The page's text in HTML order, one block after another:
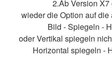
2.Ab Version
wieder die Option auf
Bild - Spiegeln -
oder Vertikal spiegeln
Horizontal spiegeln -